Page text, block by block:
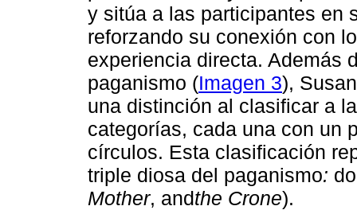
y sitúa a las participantes en
reforzando su conexión con
experiencia directa. Además
paganismo (Imagen 3),
una distinción al clasificar a
categorías, cada una con un
círculos. Esta clasificación
triple diosa del paganismo:
Mother, andthe Crone).